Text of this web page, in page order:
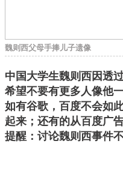
魏则西父母手捧儿子遗像
中国大学生魏则西因透
希望不要有更多人像他
如有谷歌，百度不会如
起来；还有的从百度广
提醒：讨论魏则西事件